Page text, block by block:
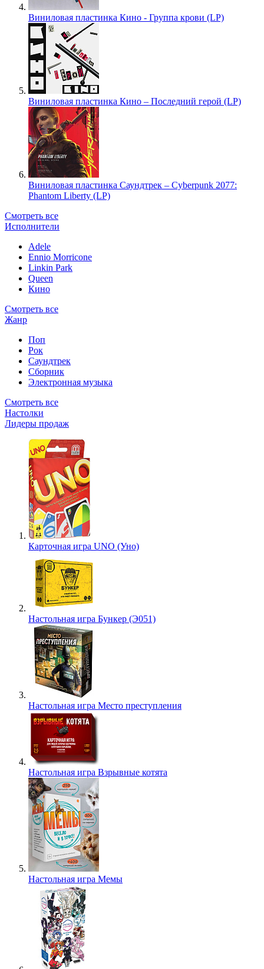
Виниловая пластинка Кино - Группа крови (LP)
Виниловая пластинка Кино – Последний герой (LP)
Виниловая пластинка Саундтрек – Cyberpunk 2077:
Phantom Liberty (LP)
Смотреть все
Исполнители
Adele
Ennio Morricone
Linkin Park
Queen
Кино
Смотреть все
Жанр
Поп
Рок
Саундтрек
Сборник
Электронная музыка
Смотреть все
Настолки
Лидеры продаж
Карточная игра UNO (Уно)
Настольная игра Бункер (Э051)
Настольная игра Место преступления
Настольная игра Взрывные котята
Настольная игра Мемы